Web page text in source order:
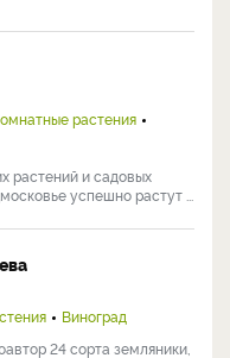
растения
растений и садовых
успешно растут ...
Виноград
24 сорта земляники,